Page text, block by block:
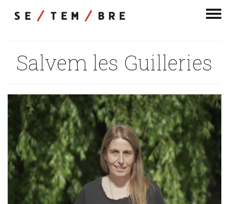
Salvem les Guilleries